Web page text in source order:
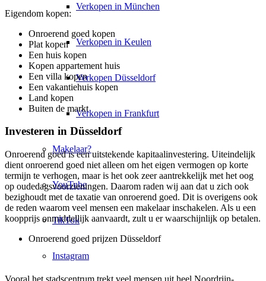
Verkopen in München
Verkopen in Keulen
Verkopen Düsseldorf
Verkopen in Frankfurt
Makelaar?
YouTube
TikTok
Instagram
Eigendom kopen:
Onroerend goed kopen
Plat kopen
Een huis kopen
Kopen appartement huis
Een villa kopen
Een vakantiehuis kopen
Land kopen
Buiten de markt
Investeren in Düsseldorf
Onroerend goed is een uitstekende kapitaalinvestering. Uiteindelijk
dient onroerend goed niet alleen om het eigen vermogen op korte
termijn te verhogen, maar is het ook zeer aantrekkelijk met het oog
op oudedagsvoorzieningen. Daarom raden wij aan dat u zich ook
bezighoudt met de taxatie van onroerend goed. Dit is overigens ook
de reden waarom veel mensen een makelaarinschakelen. Als u een
koopprijs onmiddellijk aanvaardt, zult u er waarschijnlijk op betalen.
Onroerend goed prijzen Düsseldorf